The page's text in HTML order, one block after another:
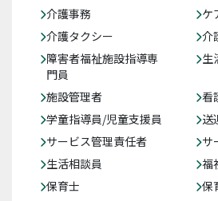
介護事務
ケ
介護タクシー
介
障害者福祉施設指導専
門員
生
施設管理者
看
学童指導員/児童支援員
送
サービス管理責任者
サ
生活相談員
福
保育士
保